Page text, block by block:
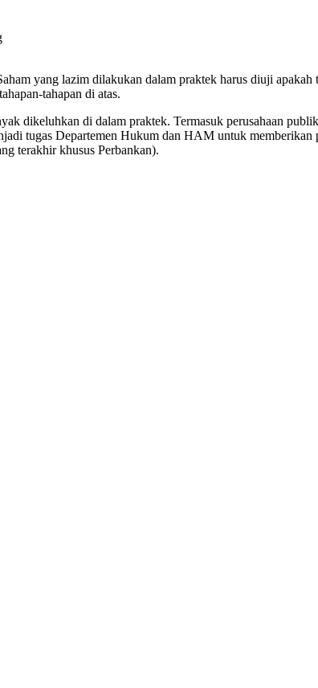
yang lazim dilakukan dalam praktek harus diuji apakah
tahapan di atas.
dikeluhkan di dalam praktek. Termasuk perusahaan
tugas Departemen Hukum dan HAM untuk
terakhir khusus Perbankan).